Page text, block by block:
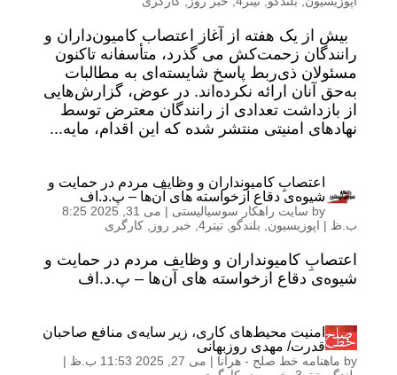
بیش از یک هفته از آغاز اعتصاب کامیون‌داران و
رانندگان زحمت‌کش می گذرد، متأسفانه تاکنون
مسئولان ذی‌ربط پاسخ شایسته‌ای به مطالبات
به‌حق آنان ارائه نکرده‌اند. در عوض، گزارش‌هایی
از بازداشت تعدادی از رانندگان معترض توسط
نهادهای امنیتی منتشر شده که این اقدام، مایه...
اعتصابِ کامیونداران و وظایف مردم در حمایت و
شیوه‌ی دقاع ازخواسته های آن‌ها – پ.د.اف
by سایت راهکار سوسیالیستی |
می 31, 2025 8:25
ب.ظ | اپوزیسیون بلندگو تیتر4 , خبر روز کارگری
اعتصابِ کامیونداران و وظایف مردم در حمایت و
شیوه‌ی دقاع ازخواسته های آن‌ها – پ.د.اف
امنیت محیط‌های کاری، زیر سایه‌ی منافع صاحبان
قدرت/ مهدی روزبهانی
by ماهنامه خط صلح - هرانا | می 27, 2025 11:53 ب.ظ
|